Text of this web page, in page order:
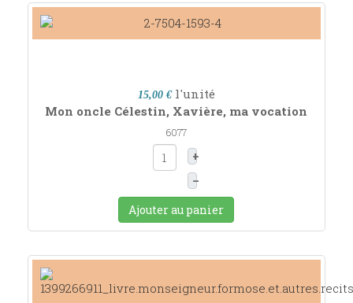
15,00 € l'unité
Mon oncle Célestin, Xavière, ma vocation
6077
+
–
Ajouter au panier